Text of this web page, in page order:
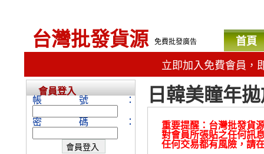
台灣批發貨源 免費批發廣告 首頁
立即加入免費會員，
日韓美瞳年
重要提醒：台灣批發貨
對會員所張貼之任何訊
任何交易都有風險，請
會員登入
帳號：
密碼：